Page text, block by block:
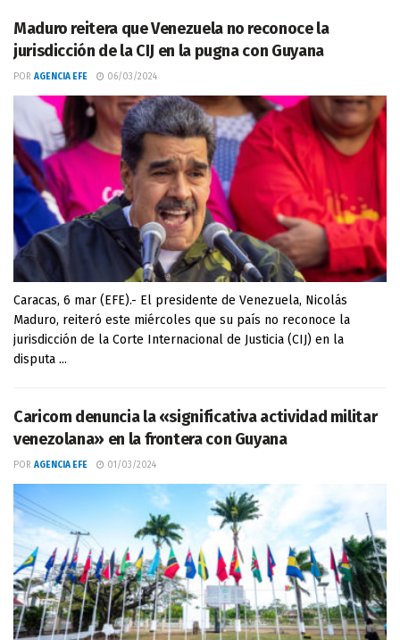
Maduro reitera que Venezuela no reconoce la
jurisdicción de la CIJ en la pugna con Guyana
POR AGENCIA EFE 06/03/2024
Caracas, 6 mar (EFE).- El presidente de Venezuela, Nicolás
Maduro, reiteró este miércoles que su país no reconoce la
jurisdicción de la Corte Internacional de Justicia (CIJ) en la
disputa ...
Caricom denuncia la «significativa actividad militar
venezolana» en la frontera con Guyana
POR AGENCIA EFE 01/03/2024